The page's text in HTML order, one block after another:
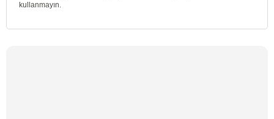
kullanmayın.